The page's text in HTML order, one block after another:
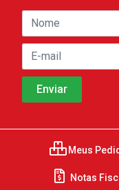
Meus
Notas